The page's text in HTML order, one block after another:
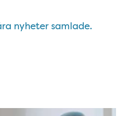
nyheter samlade.